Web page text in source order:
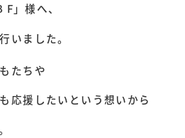
」様へ、
いました。
たちや
応援したいという想いから